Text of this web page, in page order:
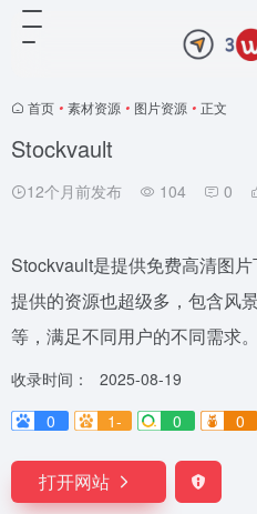
首页 • 素材资源 • 图片资源 • 正文
Stockvault
12个月前发布 104 0
Stockvault是提供免费高清图
提供的资源也超级多，包含风
等，满足不同用户的不同需求。
收录时间：
2025-08-19
0
1- 0 0
打开网站